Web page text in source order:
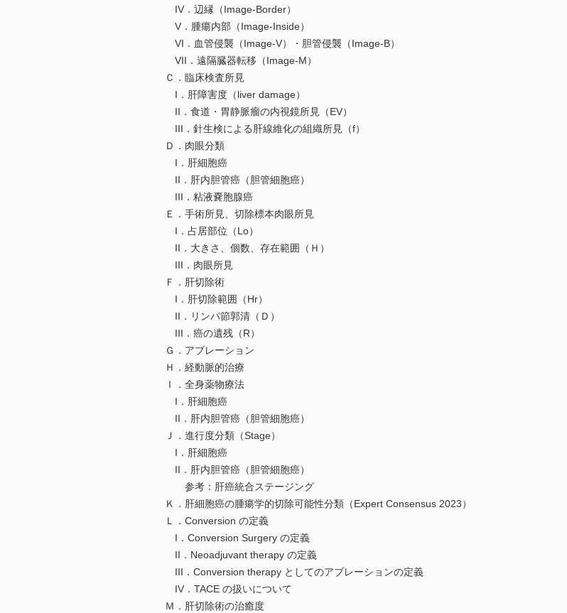
IV．辺縁（Image-Border）
V．腫瘍内部（Image-Inside）
VI．血管侵襲（Image-V）・胆管侵襲（Image-B）
VII．遠隔臓器転移（Image-M）
Ｃ．臨床検査所見
I．肝障害度（liver damage）
II．食道・胃静脈瘤の内視鏡所見（EV）
III．針生検による肝線維化の組織所見（f）
Ｄ．肉眼分類
I．肝細胞癌
II．肝内胆管癌（胆管細胞癌）
III．粘液嚢胞腺癌
Ｅ．手術所見、切除標本肉眼所見
I．占居部位（Lo）
II．大きさ、個数、存在範囲（Ｈ）
III．肉眼所見
Ｆ．肝切除術
I．肝切除範囲（Hr）
II．リンパ節郭清（Ｄ）
III．癌の遺残（R）
Ｇ．アブレーション
Ｈ．経動脈的治療
Ｉ．全身薬物療法
I．肝細胞癌
II．肝内胆管癌（胆管細胞癌）
Ｊ．進行度分類（Stage）
I．肝細胞癌
II．肝内胆管癌（胆管細胞癌）
参考：肝癌統合ステージング
Ｋ．肝細胞癌の腫瘍学的切除可能性分類（Expert Consensus 2023）
Ｌ．Conversion の定義
I．Conversion Surgery の定義
II．Neoadjuvant therapy の定義
III．Conversion therapy としてのアブレーションの定義
IV．TACE の扱いについて
Ｍ．肝切除術の治癒度